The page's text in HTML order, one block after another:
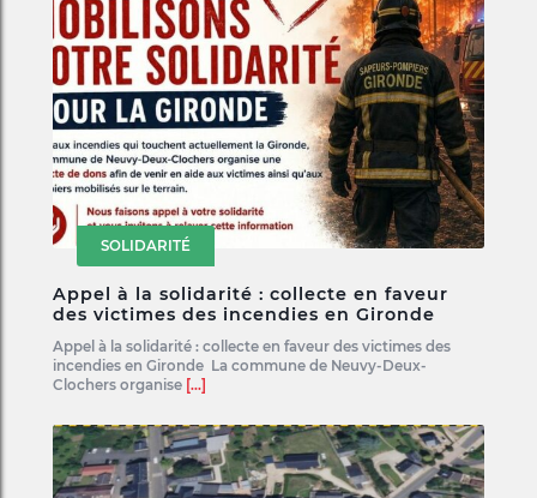
SOLIDARITÉ
Appel à la solidarité : collecte en faveur
des victimes des incendies en Gironde
Appel à la solidarité : collecte en faveur des victimes des
incendies en Gironde La commune de Neuvy-Deux-
Clochers organise [...]